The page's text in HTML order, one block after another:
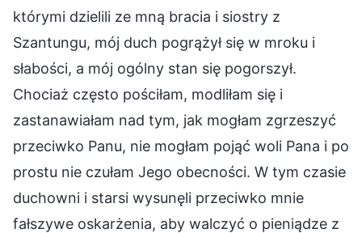
którymi dzielili ze mną bracia i siostry z
Szantungu, mój duch pogrążył się w mroku i
słabości, a mój ogólny stan się pogorszył.
Chociaż często pościłam, modliłam się i
zastanawiałam nad tym, jak mogłam zgrzeszyć
przeciwko Panu, nie mogłam pojąć woli Pana i po
prostu nie czułam Jego obecności. W tym czasie
duchowni i starsi wysunęli przeciwko mnie
fałszywe oskarżenia, aby walczyć o pieniądze z